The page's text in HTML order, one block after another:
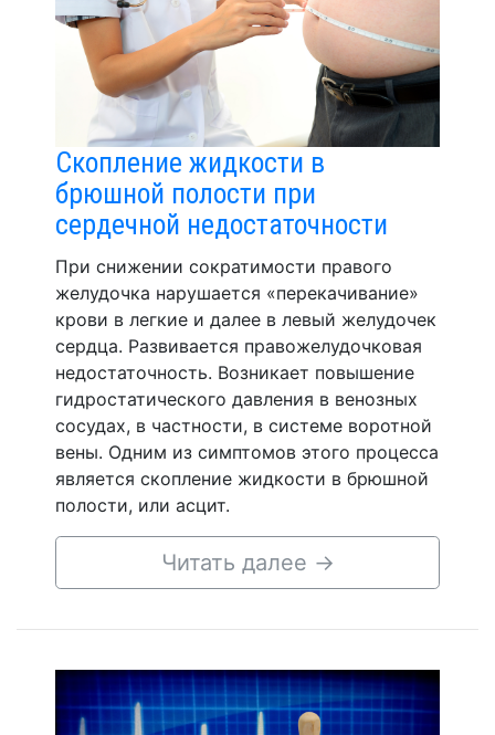
Скопление жидкости в
брюшной полости при
сердечной недостаточности
При снижении сократимости правого
желудочка нарушается «перекачивание»
крови в легкие и далее в левый желудочек
сердца. Развивается правожелудочковая
недостаточность. Возникает повышение
гидростатического давления в венозных
сосудах, в частности, в системе воротной
вены. Одним из симптомов этого процесса
является скопление жидкости в брюшной
полости, или асцит.
Читать далее →